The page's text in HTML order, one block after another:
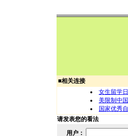
■相关连接
女生留学
美限制中
国家优秀
请发表您的看法
用户：